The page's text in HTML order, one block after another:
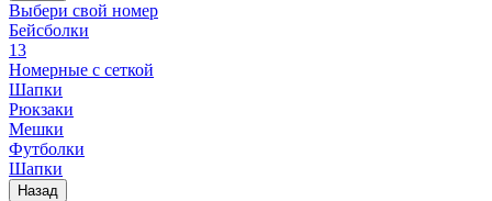
Выбери свой номер
Бейсболки
13
Номерные с сеткой
Шапки
Рюкзаки
Мешки
Футболки
Шапки
Назад